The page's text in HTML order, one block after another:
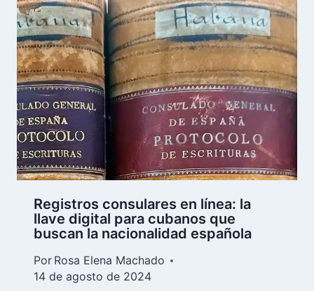
Registros consulares en línea: la
llave digital para cubanos que
buscan la nacionalidad española
Por Rosa Elena Machado
14 de agosto de 2024